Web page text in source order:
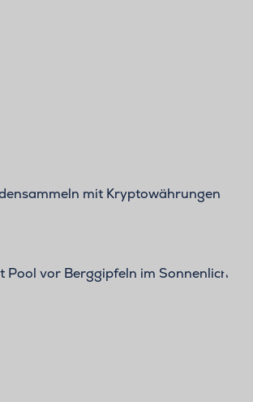
mit Kryptowährungen